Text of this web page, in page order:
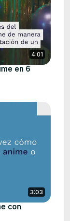
4:01
en 6
3:03
con